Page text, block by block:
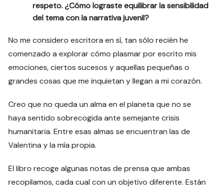
respeto. ¿Cómo lograste equilibrar la sensibilidad
del tema con la narrativa juvenil?
No me considero escritora en sí, tan sólo recién he
comenzado a explorar cómo plasmar por escrito mis
emociones, ciertos sucesos y aquellas pequeñas o
grandes cosas que me inquietan y llegan a mi corazón.
Creo que no queda un alma en el planeta que no se
haya sentido sobrecogida ante semejante crisis
humanitaria. Entre esas almas se encuentran las de
Valentina y la mía propia.
El libro recoge algunas notas de prensa que ambas
recopilamos, cada cual con un objetivo diferente. Están